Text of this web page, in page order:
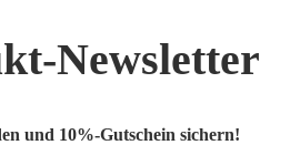
Newsletter
und 10%-Gutschein sichern!